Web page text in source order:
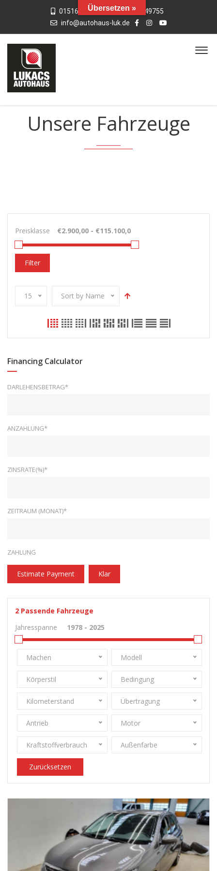
015163769659
01742949755
info@autohaus-luk.de
Unsere Fahrzeuge
Preisklasse
Filter
15 Sort by Name
Financing Calculator
DARLEHENSBETRAG*
ANZAHLUNG*
ZINSRATE(%)*
ZEITRAUM (MONAT)*
ZAHLUNG
Estimate Payment Klar
2 Passende Fahrzeuge
Jahresspanne
Machen Modell
Körperstil Bedingung
Kilometerstand Übertragung
Antrieb Motor
Kraftstoffverbrauch Außenfarbe
Zurücksetzen
Übersetzen »